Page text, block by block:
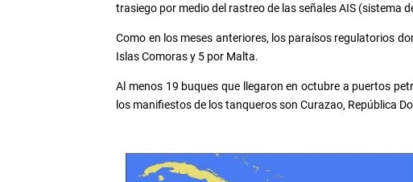
trasiego por medio del rastreo de las señales AIS (sistema
Como en los meses anteriores, los paraísos regulatorios
Islas Comoras y 5 por Malta.
Al menos 19 buques que llegaron en octubre a puertos
los manifiestos de los tanqueros son Curazao, República